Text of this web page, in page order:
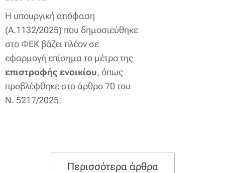
Η υπουργική απόφαση
(Α.1132/2025) που δημοσιεύθηκε
στο ΦΕΚ βάζει πλέον σε
εφαρμογή επίσημα το μέτρο της
επιστροφής ενοικίου, όπως
προβλέφθηκε στο άρθρο 70 του
Ν. 5217/2025.
Περισσότερα άρθρα